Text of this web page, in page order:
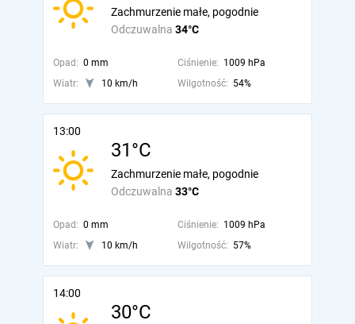
Odczuwalna 34°C
Zachmurzenie małe, pogodnie
Opad: 0 mm Ciśnienie: 1009 hPa
Wiatr:
10 km/h Wilgotność: 54%
13:00
31°C
Odczuwalna 33°C
Zachmurzenie małe, pogodnie
Opad: 0 mm Ciśnienie: 1009 hPa
Wiatr:
10 km/h Wilgotność: 57%
14:00
30°C